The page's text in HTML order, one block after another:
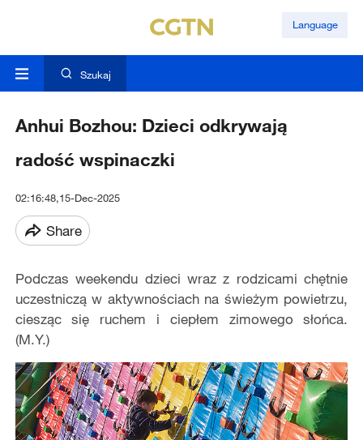
Language
Szukaj
Anhui Bozhou: Dzieci odkrywają
radość wspinaczki
02:16:48,15-Dec-2025
Share
Podczas weekendu dzieci wraz z rodzicami chętnie
uczestniczą w aktywnościach na świeżym powietrzu,
ciesząc się ruchem i ciepłem zimowego słońca.
(M.Y.)